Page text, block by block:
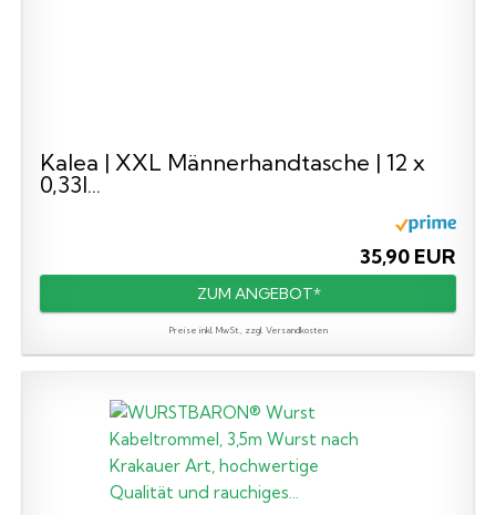
Kalea | XXL Männerhandtasche | 12 x
0,33l...
35,90 EUR
ZUM ANGEBOT*
Preise inkl. MwSt., zzgl. Versandkosten